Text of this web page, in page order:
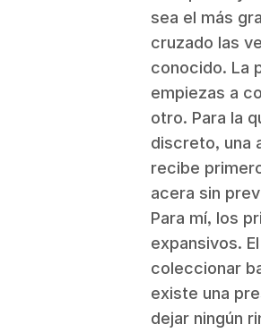
sea el más
cruzado las
conocido. La
empiezas a
otro. Para la
discreto, una
recibe
acera sin
Para mí, los
expansivos.
coleccionar
existe una
dejar ningún